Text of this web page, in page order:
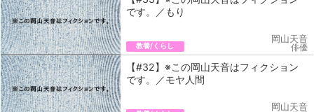
です。／もり
教養/くらし
岡山天音
俳優
【#32】※この岡山天音はフィクション
です。／モヤ人間
岡山天音